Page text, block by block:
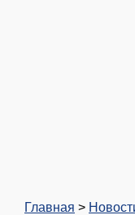
Главная >